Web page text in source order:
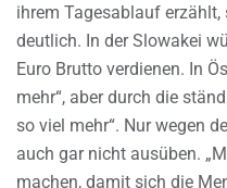
ihrem Tagesablauf
deutlich. In der Slowakei
Euro Brutto verdienen. In
mehr“, aber durch die
so viel mehr“. Nur wegen
auch gar nicht ausüben.
machen, damit sich die